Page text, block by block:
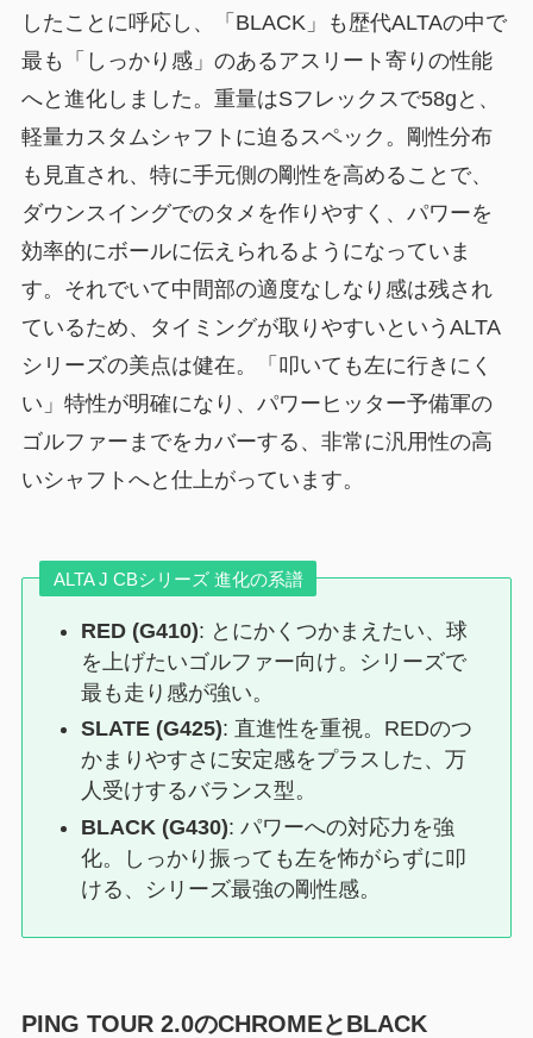
したことに呼応し、「BLACK」も歴代ALTAの中で
最も「しっかり感」のあるアスリート寄りの性能
へと進化しました。重量はSフレックスで58gと、
軽量カスタムシャフトに迫るスペック。剛性分布
も見直され、 特に手元側の剛性を高めることで、
ダウンスイングでのタメを作りやすく、パワーを
効率的にボールに伝えられる ようになっていま
す。それでいて中間部の適度なしなり感は残され
ているため、タイミングが取りやすいというALTA
シリーズの美点は健在。「叩いても左に行きにく
い」特性が明確になり、パワーヒッター予備軍の
ゴルファーまでをカバーする、非常に汎用性の高
いシャフトへと仕上がっています。
ALTA J CBシリーズ 進化の系譜
RED (G410): とにかくつかまえたい、球
を上げたいゴルファー向け。シリーズで
最も走り感が強い。
SLATE (G425): 直進性を重視。REDのつ
かまりやすさに安定感をプラスした、万
人受けするバランス型。
BLACK (G430): パワーへの対応力を強
化。しっかり振っても左を怖がらずに叩
ける、シリーズ最強の剛性感。
PING TOUR 2.0のCHROMEとBLACK